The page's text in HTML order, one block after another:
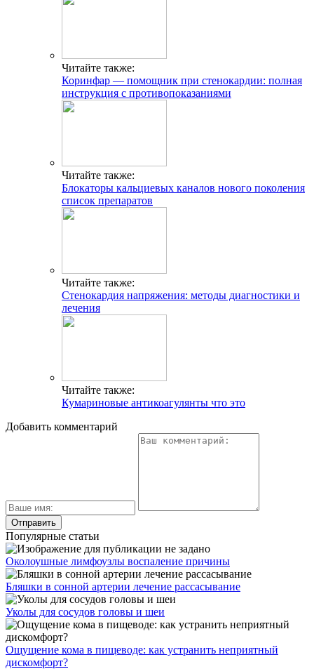
Читайте также:
Коринфар — помощник при стенокардии: полная
инструкция с противопоказаниями
Читайте также:
Блокаторы кальциевых каналов нового поколения
список препаратов
Читайте также:
Стенокардия напряжения: методы диагностики и
лечения
Читайте также:
Кумариновые антикоагулянты что это
Добавить комментарий
Популярные статьи
Околоушные лимфоузлы воспаление причины
Бляшки в сонной артерии лечение рассасывание
Уколы для сосудов головы и шеи
Ощущение кома в пищеводе: как устранить неприятный
дискомфорт?